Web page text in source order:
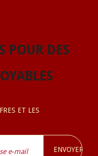
POUR DES
ET LES
e-mail